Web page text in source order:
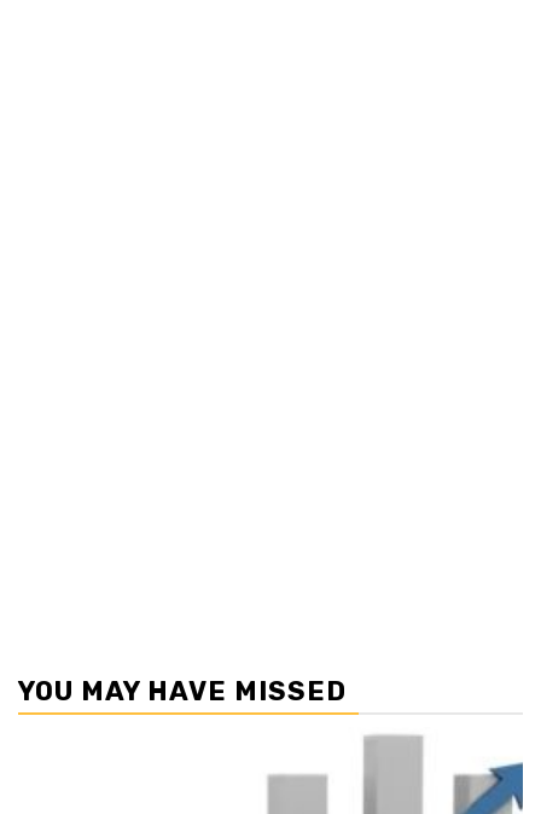
YOU MAY HAVE MISSED